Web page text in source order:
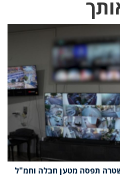
תפסה מטען חבלה וחמ"ל